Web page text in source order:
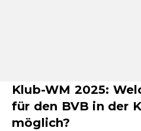
Klub-WM 2025:
für den BVB in der
möglich?